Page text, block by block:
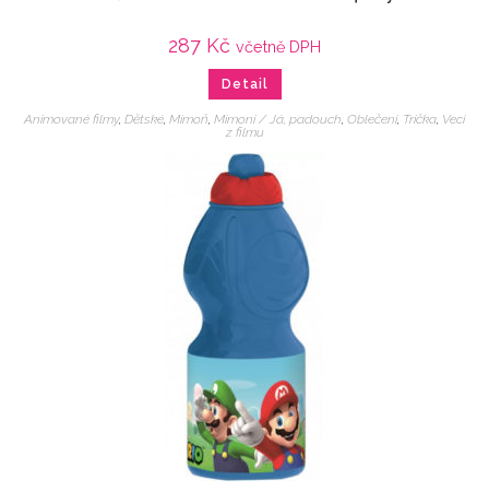
287 Kč včetně DPH
Detail
Animované filmy, Dětské, Mimoň, Mimoni / Já, padouch, Oblečení, Trička, Veci
z filmu